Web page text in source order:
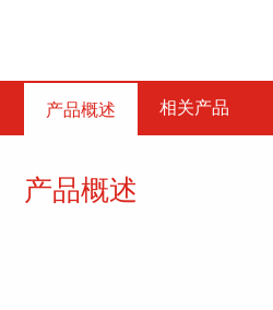
产品概述 相关产品
产品概述